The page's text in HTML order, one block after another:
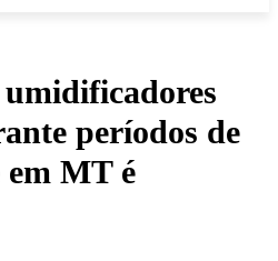
períodos de
MT é